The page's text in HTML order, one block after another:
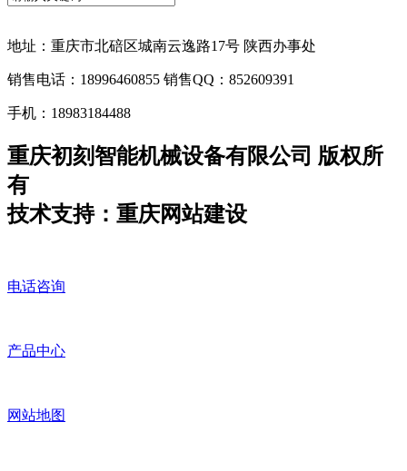
地址：重庆市北碚区城南云逸路17号 陕西办事处
销售电话：18996460855 销售QQ：852609391
手机：18983184488
重庆初刻智能机械设备有限公司 版权所
有
技术支持：重庆网站建设
电话咨询
产品中心
网站地图